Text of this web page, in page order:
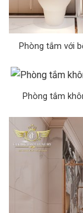
Phòng tắm với
Phòng tắm